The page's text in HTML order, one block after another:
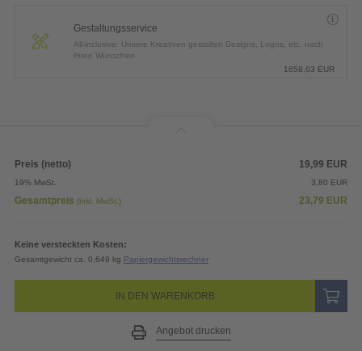
Gestaltungsservice
All-inclusive: Unsere Kreativen gestalten Designs, Logos, etc. nach
Ihren Wünschen.
1658,63 EUR
Preis (netto) 19,99 EUR
19% MwSt. 3,80 EUR
Gesamtpreis (inkl. MwSt.) 23,79 EUR
Keine versteckten Kosten:
Gesamtgewicht ca. 0,649 kg Papiergewichtsrechner
IN DEN WARENKORB
Angebot drucken